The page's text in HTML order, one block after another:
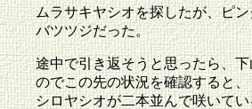
ムラサキヤシオを探したが、ピ
バツツジだった。
途中で引き返そうと思ったら、
のでこの先の状況を確認すると
シロヤシオが二本並んで咲いて